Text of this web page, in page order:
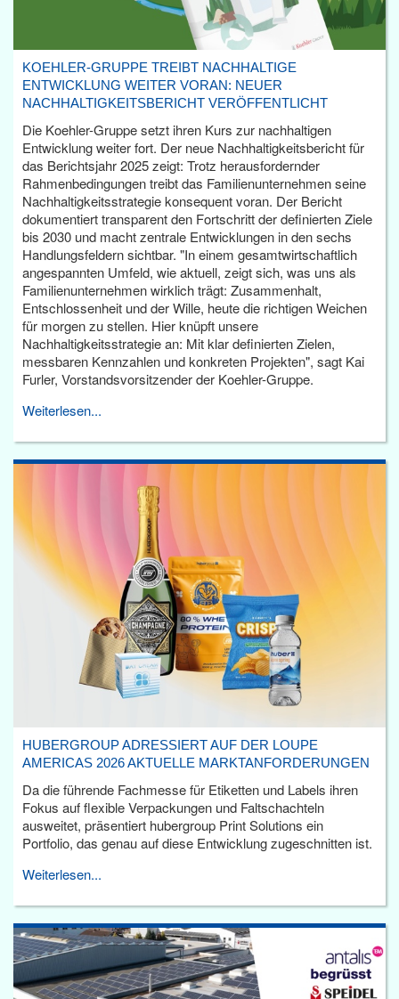
KOEHLER-GRUPPE TREIBT NACHHALTIGE
ENTWICKLUNG WEITER VORAN: NEUER
NACHHALTIGKEITSBERICHT VERÖFFENTLICHT
Die Koehler-Gruppe setzt ihren Kurs zur nachhaltigen
Entwicklung weiter fort. Der neue Nachhaltigkeitsbericht für
das Berichtsjahr 2025 zeigt: Trotz herausfordernder
Rahmenbedingungen treibt das Familienunternehmen seine
Nachhaltigkeitsstrategie konsequent voran. Der Bericht
dokumentiert transparent den Fortschritt der definierten Ziele
bis 2030 und macht zentrale Entwicklungen in den sechs
Handlungsfeldern sichtbar. "In einem gesamtwirtschaftlich
angespannten Umfeld, wie aktuell, zeigt sich, was uns als
Familienunternehmen wirklich trägt: Zusammenhalt,
Entschlossenheit und der Wille, heute die richtigen Weichen
für morgen zu stellen. Hier knüpft unsere
Nachhaltigkeitsstrategie an: Mit klar definierten Zielen,
messbaren Kennzahlen und konkreten Projekten", sagt Kai
Furler, Vorstandsvorsitzender der Koehler-Gruppe.
Weiterlesen...
HUBERGROUP ADRESSIERT AUF DER LOUPE
AMERICAS 2026 AKTUELLE MARKTANFORDERUNGEN
Da die führende Fachmesse für Etiketten und Labels ihren
Fokus auf flexible Verpackungen und Faltschachteln
ausweitet, präsentiert hubergroup Print Solutions ein
Portfolio, das genau auf diese Entwicklung zugeschnitten ist.
Weiterlesen...